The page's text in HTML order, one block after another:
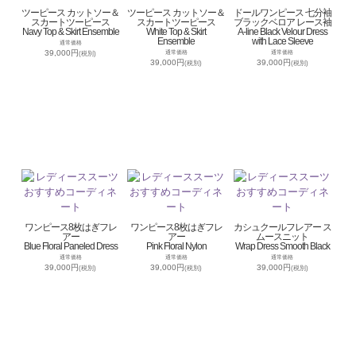
ツーピース カットソー＆
スカートツーピース
Navy Top & Skirt Ensemble
通常価格
39,000円(税別)
ツーピース カットソー＆
スカートツーピース
White Top & Skirt
Ensemble
通常価格
39,000円(税別)
ドールワンピース 七分袖
ブラックベロア レース袖
A-line Black Velour Dress
with Lace Sleeve
通常価格
39,000円(税別)
ワンピース8枚はぎフレ
アー
Blue Floral Paneled Dress
通常価格
39,000円(税別)
ワンピース8枚はぎフレ
アー
Pink Floral Nylon
通常価格
39,000円(税別)
カシュクールフレアー ス
ムースニット
Wrap Dress Smooth Black
通常価格
39,000円(税別)